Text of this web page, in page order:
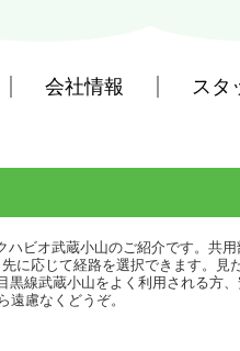
会社情報 スタ
(賃貸)路線・駅から
ハビオ武蔵小山のご紹介です。共
に応じて経路を選択できます。
黒線武蔵小山をよく利用される
慮なくどうぞ。